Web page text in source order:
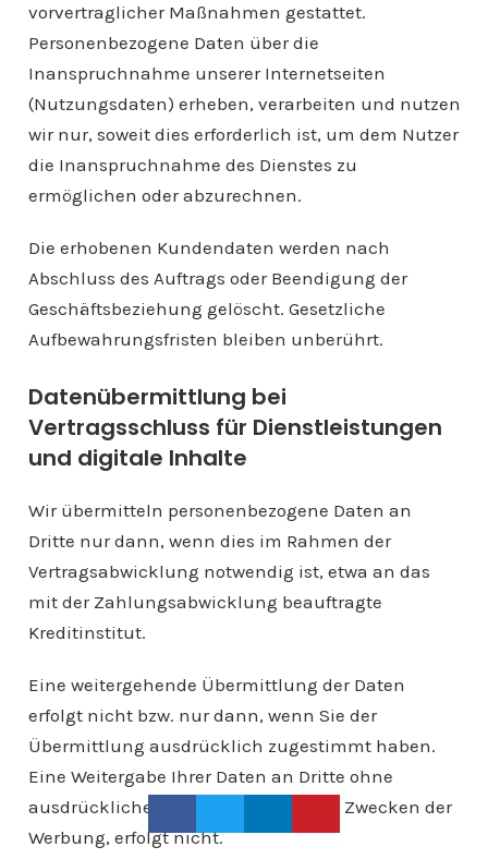
vorvertraglicher Maßnahmen gestattet.
Personenbezogene Daten über die
Inanspruchnahme unserer Internetseiten
(Nutzungsdaten) erheben, verarbeiten und nutzen
wir nur, soweit dies erforderlich ist, um dem Nutzer
die Inanspruchnahme des Dienstes zu
ermöglichen oder abzurechnen.
Die erhobenen Kundendaten werden nach
Abschluss des Auftrags oder Beendigung der
Geschäftsbeziehung gelöscht. Gesetzliche
Aufbewahrungsfristen bleiben unberührt.
Datenübermittlung bei
Vertragsschluss für Dienstleistungen
und digitale Inhalte
Wir übermitteln personenbezogene Daten an
Dritte nur dann, wenn dies im Rahmen der
Vertragsabwicklung notwendig ist, etwa an das
mit der Zahlungsabwicklung beauftragte
Kreditinstitut.
Eine weitergehende Übermittlung der Daten
erfolgt nicht bzw. nur dann, wenn Sie der
Übermittlung ausdrücklich zugestimmt haben.
Eine Weitergabe Ihrer Daten an Dritte ohne
ausdrückliche Einwilligung, etwa zu Zwecken der
Werbung, erfolgt nicht.